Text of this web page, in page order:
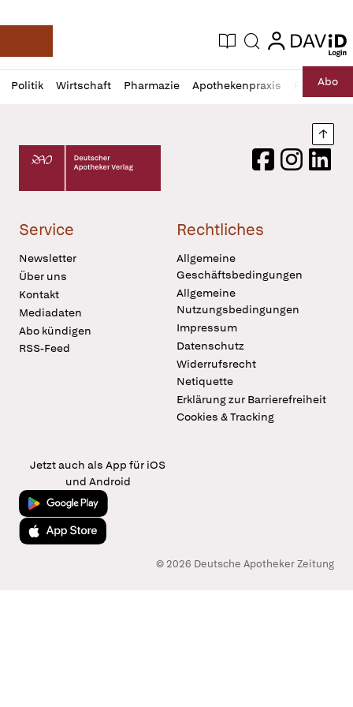
Deutsche Apotheker Zeitung
Aktuelle Ausgabe
Suche login
login
Politik Wirtschaft Pharmazie Apothekenpraxis RechtAbo
Profil
öffnen
Daz
Pur
Deutscher Apotheker Verlag Logo
FacebookInstagram
Service
Newsletter
Über uns
Kontakt
Mediadaten
Abo kündigen
RSS-Feed
Rechtliches
Allgemeine
Geschäftsbedingungen
Allgemeine
Nutzungsbedingungen
Impressum
Datenschutz
Widerrufsrecht
Netiquette
Erklärung zur Barrierefreiheit
Cookies & Tracking
Jetzt auch als App für iOS
und Android
Jetzt bei Google Play
Laden im App Store
© 2026 Deutsche Apotheker Zeitung